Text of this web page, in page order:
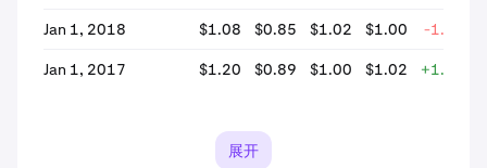
Jan 1, 2018 $1.08 $0.85 $1.02 $1.00 -1.96%
Jan 1, 2017 $1.20 $0.89 $1.00 $1.02 +1.90%
展开